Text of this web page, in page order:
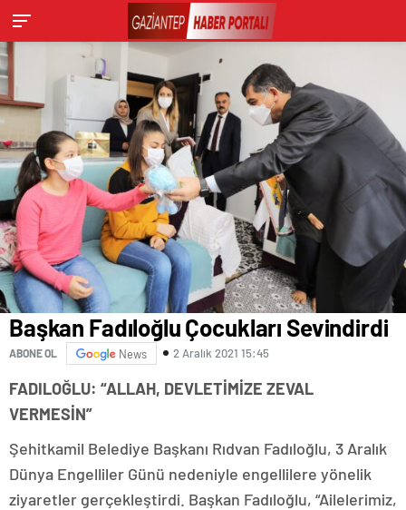
Başkan Fadıloğlu Çocukları Sevindirdi
ABONE OL News 2 Aralık 2021 15:45
FADILOĞLU: “ALLAH, DEVLETİMİZE ZEVAL
VERMESİN”
Şehitkamil Belediye Başkanı Rıdvan Fadıloğlu, 3 Aralık
Dünya Engelliler Günü nedeniyle engellilere yönelik
ziyaretler gerçekleştirdi. Başkan Fadıloğlu, “Ailelerimiz,